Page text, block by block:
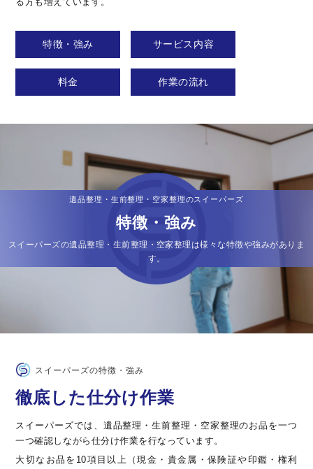
特徴・強み サービス内容
料金 作業の流れ
遺品整理・生前整理・空家整理のスイーパーズ
特徴・強み
スイーパーズの遺品整理・生前整理・空家整理は様々な特徴や強みがありま
す。
スイーパーズの特徴・強み
徹底した仕分け作業
スイーパーズでは、遺品整理・生前整理・空家整理のお品を一つ
一つ確認しながら仕分け作業を行なっています。
大切なお品を10項目以上（現金・貴金属・保険証や印鑑・権利